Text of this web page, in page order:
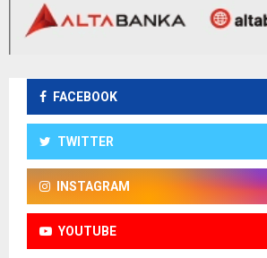
FACEBOOK
TWITTER
INSTAGRAM
YOUTUBE